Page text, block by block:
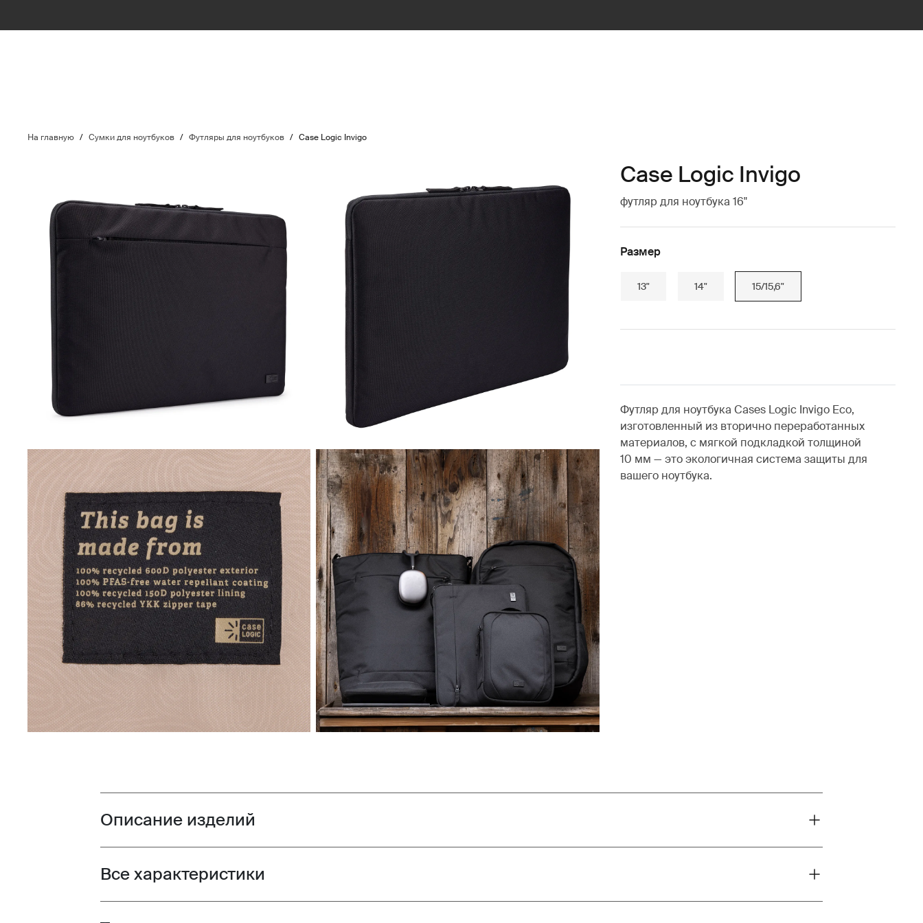
На главную / Сумки для ноутбуков / Футляры для ноутбуков / Case Logic Invigo
Case Logic Invigo
футляр для ноутбука 16"
Размер
13" 14" 15/15,6"
Футляр для ноутбука Cases Logic Invigo Eco,
изготовленный из вторично переработанных
материалов, с мягкой подкладкой толщиной
10 мм — это экологичная система защиты для
вашего ноутбука.
Toggle overview
Описание изделий
Toggle features
Все характеристики